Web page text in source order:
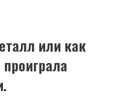
или как